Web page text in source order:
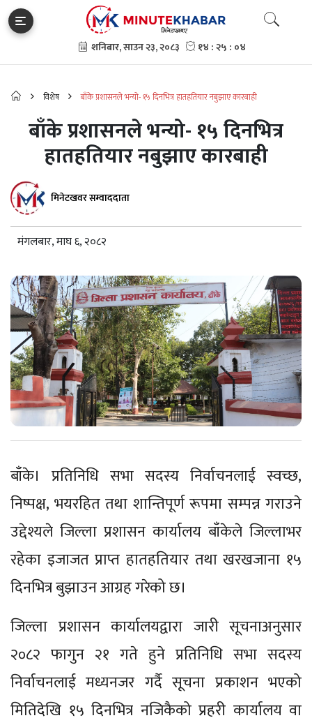
विशेष बाँके प्रशासनले भन्यो- १५ दिनभित्र हातहतियार नबुझाए कारबाही
बाँके प्रशासनले भन्यो- १५ दिनभित्र
हातहतियार नबुझाए कारबाही
मिनेटखवर सम्वाददाता
मंगलबार, माघ ६, २०८२
बाँके। प्रतिनिधि सभा सदस्य निर्वाचनलाई स्वच्छ,
निष्पक्ष, भयरहित तथा शान्तिपूर्ण रूपमा सम्पन्न गराउने
उद्देश्यले जिल्ला प्रशासन कार्यालय बाँकेले जिल्लाभर
रहेका इजाजत प्राप्त हातहतियार तथा खरखजाना १५
दिनभित्र बुझाउन आग्रह गरेको छ।
जिल्ला प्रशासन कार्यालयद्वारा जारी सूचनाअनुसार
२०८२ फागुन २१ गते हुने प्रतिनिधि सभा सदस्य
निर्वाचनलाई मध्यनजर गर्दै सूचना प्रकाशन भएको
मितिदेखि १५ दिनभित्र नजिकैको प्रहरी कार्यालय वा